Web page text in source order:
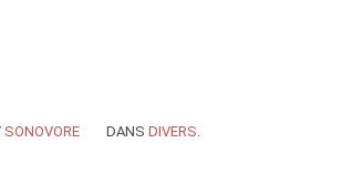
SONOVORE DANS DIVERS